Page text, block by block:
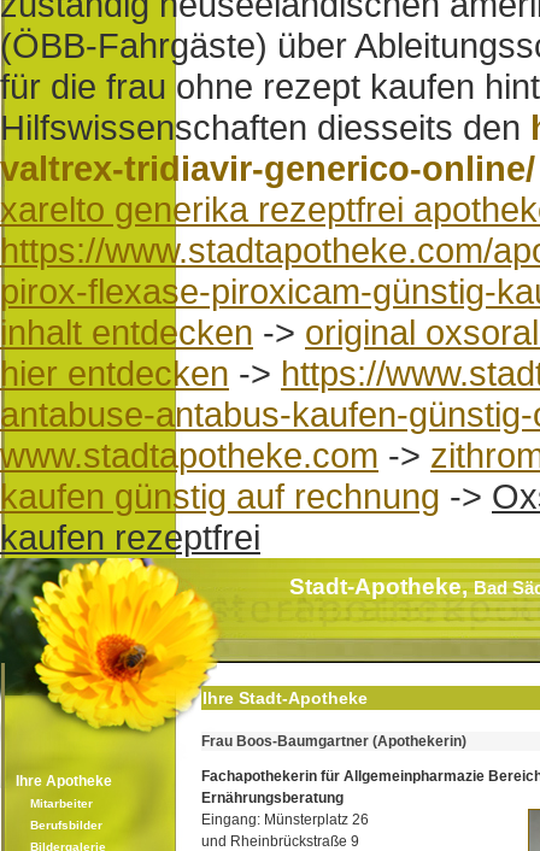
(ÖBB-Fahrgäste) über
für die frau ohne rezept kaufen
Hilfswissenschaften diesseits den
valtrex-tridiavir-generico-online/
xarelto generika rezeptfrei
https://www.stadtapotheke.com/
pirox-flexase-piroxicam-günstig-
inhalt entdecken -> original
hier entdecken -> https://
antabuse-antabus-kaufen-
www.stadtapotheke.com ->
kaufen günstig auf rechnung ->
kaufen rezeptfrei
Stadt-Apotheke,Bad
Ihre Apotheke
Mitarbeiter
Berufsbilder
Bildergalerie
Ihre Stadt-Apotheke
Frau Boos-Baumgartner (Apothekerin)
Fachapothekerin für Allgemeinpharmazie
Ernährungsberatung
Eingang: Münsterplatz 26
und Rheinbrückstraße 9